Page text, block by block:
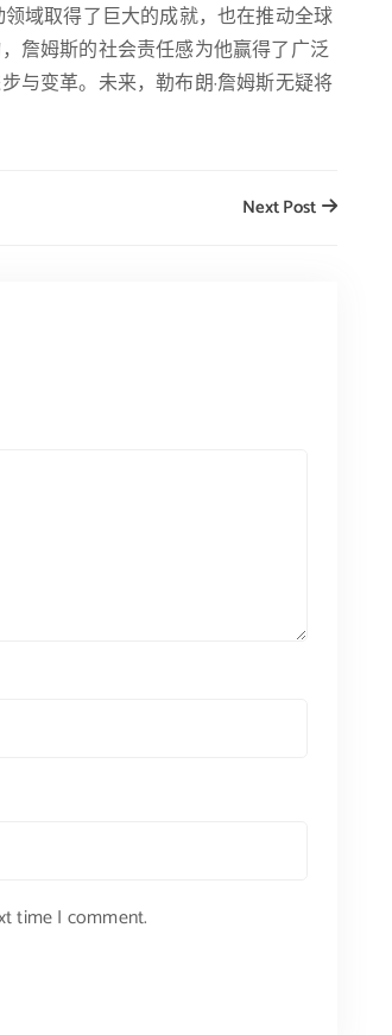
域取得了巨大的成就，也在推动全球
詹姆斯的社会责任感为他赢得了广泛
与变革。未来，勒布朗·詹姆斯无疑将
Next Post
time I comment.